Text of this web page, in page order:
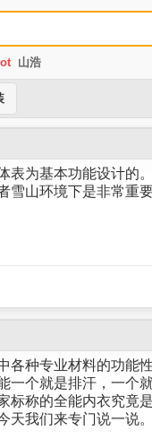
山浩
为基本功能设计的
雪山环境下是非常重
各种专业材料的功能
一个就是排汗，一个
标称的全能内衣究竟
我们来专门说一说。